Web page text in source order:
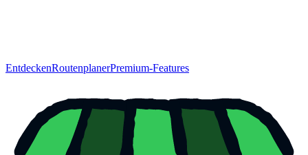
EntdeckenRoutenplanerPremium-Features